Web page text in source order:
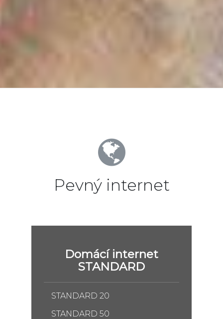
Pevný internet
Domácí internet
STANDARD
STANDARD 20
STANDARD 50